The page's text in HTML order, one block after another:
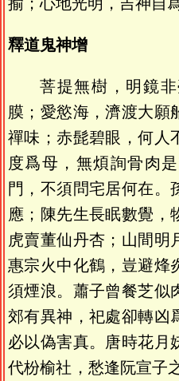
釋道鬼神增
菩提無樹，明鏡
膜；愛慾海，濟渡大願
禪味；赤髭碧眼，何人
度爲母，無煩詢骨肉
門，不須問宅居何在。
應；陳先生長眠數覺，
虎賣董仙丹杏；山間明
惠宗火中化鶴，豈避烽
須煙浪。蕭子曾餐芝似
郊有異神，祀處卻轉凶
必以偽害真。唐時花月
代枌榆社，愁逢阮宣子